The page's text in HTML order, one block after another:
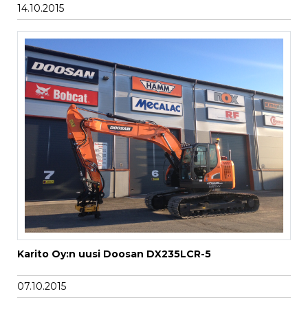
14.10.2015
Karito Oy:n uusi Doosan DX235LCR-5
07.10.2015